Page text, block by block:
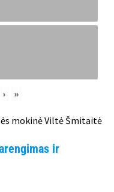
› »
mokinė Viltė Šmitaitė
ir